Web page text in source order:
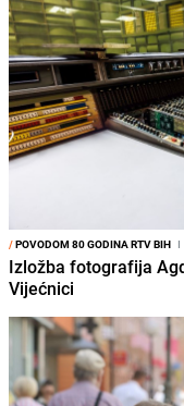
/POVODOM 80 GODINA RTV BIH I
Izložba fotografija
Vijećnici